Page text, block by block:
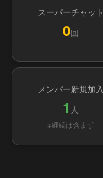
スーパーチャット
0回
メンバー新規加入
1 人
※継続は含まず